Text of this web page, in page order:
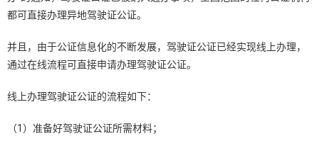
都可直接办理异地驾驶证公证。
并且，由于公证信息化的不断发展，驾驶证公证已经实现线上办理，
通过在线流程可直接申请办理驾驶证公证。
线上办理驾驶证公证的流程如下：
（1）准备好驾驶证公证所需材料；